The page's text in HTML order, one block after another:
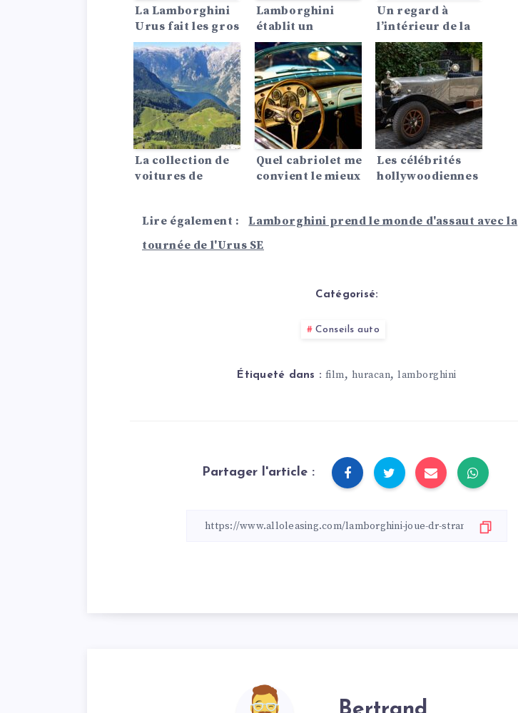
La Lamborghini
Urus fait les gros
titres – Pourquoi
les célébrités
aiment-elles tant
ce SUV hypercar
?
Lamborghini
établit un
nouveau record
du tour
Un regard à
l’intérieur de la
Lamborghini
Centenario
La collection de
voitures de
collection de
voitures de
classe mondiale.
Quel cabriolet me
convient le mieux
Les célébrités
hollywoodiennes
monde de
Découvrez ce que
conduisent.
Lire également :
Lamborghini prend le monde d'assaut avec la
tournée de l'Urus SE
Catégorisé:
Conseils auto
Étiqueté dans : film, huracan,lamborghini
Partager l'article :